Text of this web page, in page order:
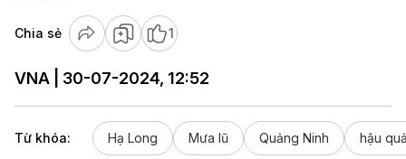
Chia sẻ 1
VNA | 30-07-2024, 12:52
Từ khóa: Hạ Long Mưa lũ Quảng Ninh hậu